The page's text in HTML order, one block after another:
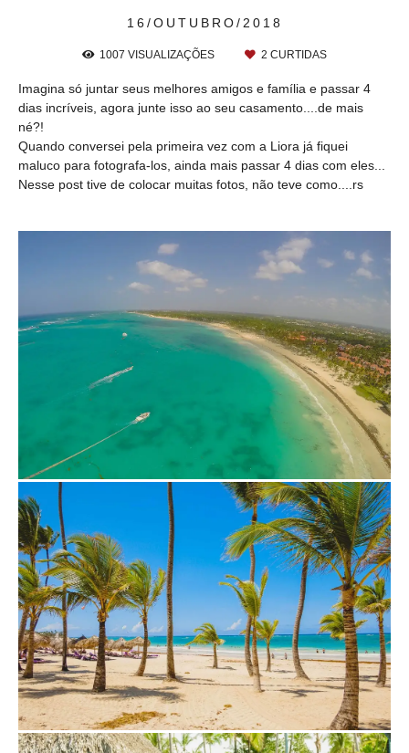
16/OUTUBRO/2018
1007 VISUALIZAÇÕES 2 CURTIDAS
Imagina só juntar seus melhores amigos e família e passar 4
dias incríveis, agora junte isso ao seu casamento....de mais
né?!
Quando conversei pela primeira vez com a Liora já fiquei
maluco para fotografa-los, ainda mais passar 4 dias com eles...
Nesse post tive de colocar muitas fotos, não teve como....rs